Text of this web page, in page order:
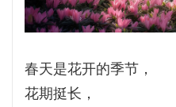
春天是花开的季节，
花期挺长，